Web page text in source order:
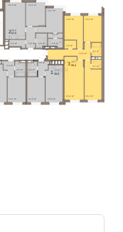
4,4 м²
13,1 м²
4,5 м²
3,9 м²
18,0 м²
12,8 м²
4,2 м²
1 12,8
38,9
23,2 м² 16,4 м²
13,5 м²
12,9 м²
2,7 м²
14,6 м²
3,0 м²
4,1 м²
3 44,5
90,4
21,4 м²
13,1 м²
13,7 м²
3,6 м²
2,1 м²
4,6 м²
5,8 м²
3,2 м²
226,8
67,5